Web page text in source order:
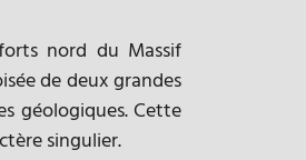
nord du Massif
de deux grandes
géologiques. Cette
singulier.